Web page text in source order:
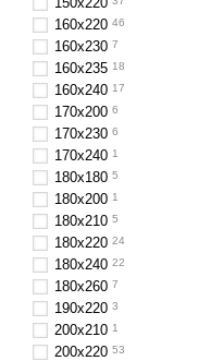
160х220 46
160х230 7
160x235 18
160х240 17
170х200 6
170x230 6
170х240 1
180х180 5
180x200 1
180х210 5
180х220 24
180x240 22
180х260 7
190х220 3
200х210 1
200x220 53